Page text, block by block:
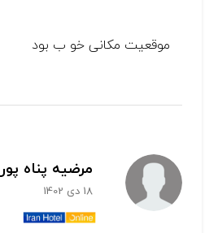
موقعیت مکانی خو ب بود
مرضیه پناه پور
18 دی 1402